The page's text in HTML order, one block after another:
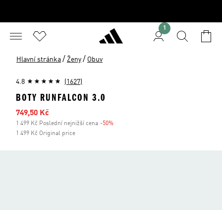
1
Hlavní stránka / Ženy / Obuv
4.8 (1627)
BOTY RUNFALCON 3.0
Zlevněná cena
749,50 Kč
1 499 Kč Poslední nejnižší cena -50%
1 499 Kč Original price